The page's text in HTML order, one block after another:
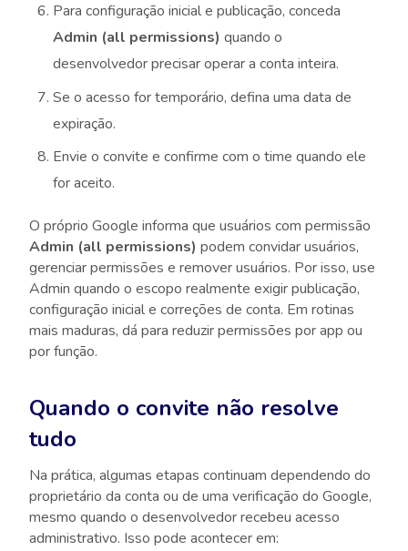
Para configuração inicial e publicação, conceda
Admin (all permissions) quando o
desenvolvedor precisar operar a conta inteira.
Se o acesso for temporário, defina uma data de
expiração.
Envie o convite e confirme com o time quando ele
for aceito.
O próprio Google informa que usuários com permissão
Admin (all permissions) podem convidar usuários,
gerenciar permissões e remover usuários. Por isso, use
Admin quando o escopo realmente exigir publicação,
configuração inicial e correções de conta. Em rotinas
mais maduras, dá para reduzir permissões por app ou
por função.
Quando o convite não resolve
tudo
Na prática, algumas etapas continuam dependendo do
proprietário da conta ou de uma verificação do Google,
mesmo quando o desenvolvedor recebeu acesso
administrativo. Isso pode acontecer em: